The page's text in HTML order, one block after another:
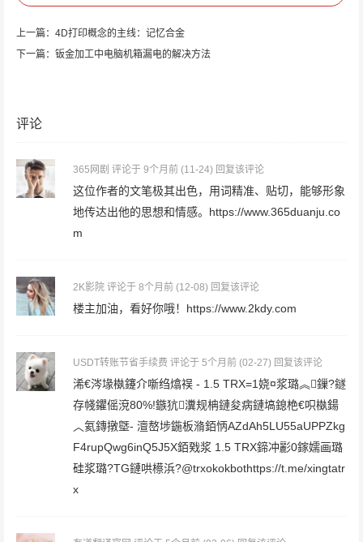
上一篇： 4D打印概念的主线：记忆合金
下一篇： 钣金加工中电脑机箱漏电的解决方法
评论
365网剧 评论于 9个月前 (11-24) 回复该评论
这位作者的文笔极其出色，用词精准、贴切，能够形象
地传达出他的思想和情感。https://www.365duanju.co
m
2K影院 评论于 8个月前 (12-08) 回复该评论
楼主加油，看好你哦！https://www.2kdy.com
USDT转账节省手续费 评论于 5个月前 (02-27) 回复该评论
浠€涔堟槸鑳介噺绉熻祦 - 1.5 TRX=1娆¤浆璐︽鏁?鐩
存帴鑺傜渷80%!鏃犺瀵规柟鏈夋病鏈塙鎴栬€呮槸鍚
︿氦鏄撴墍- 澶嶅埗鍦板潃銆怲AZdAh5LU55aUPPZkg
F4rupQwg6inQ5J5X銆戣浆 1.5 TRX鍗冲彲0鎵嬬画璐
硅浆璐?TG鏈哄櫒浜?@trxokokbothttps://t.me/xingtatr
x